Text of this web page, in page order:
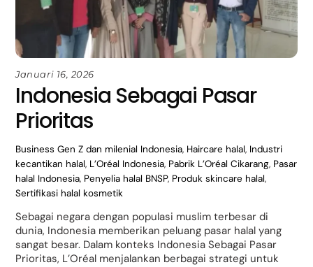
Januari 16, 2026
Indonesia Sebagai Pasar
Prioritas
Business Gen Z dan milenial Indonesia, Haircare halal, Industri
kecantikan halal, L’Oréal Indonesia, Pabrik L’Oréal Cikarang, Pasar
halal Indonesia, Penyelia halal BNSP, Produk skincare halal,
Sertifikasi halal kosmetik
Sebagai negara dengan populasi muslim terbesar di
dunia, Indonesia memberikan peluang pasar halal yang
sangat besar. Dalam konteks Indonesia Sebagai Pasar
Prioritas, L’Oréal menjalankan berbagai strategi untuk